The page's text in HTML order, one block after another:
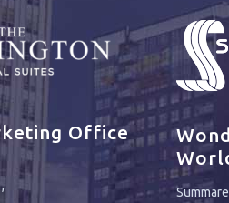
Office